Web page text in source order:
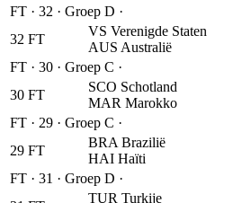
FT · 32 · Groep D ·
32 FT
VS Verenigde Staten
AUS Australië
FT · 30 · Groep C ·
30 FT
SCO Schotland
MAR Marokko
FT · 29 · Groep C ·
29 FT
BRA Brazilië
HAI Haïti
FT · 31 · Groep D ·
TUR Turkije